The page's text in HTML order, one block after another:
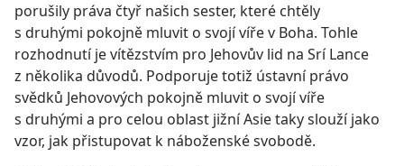
porušily práva čtyř našich sester, které chtěly
s druhými pokojně mluvit o svojí víře v Boha. Tohle
rozhodnutí je vítězstvím pro Jehovův lid na Srí Lance
z několika důvodů. Podporuje totiž ústavní právo
svědků Jehovových pokojně mluvit o svojí víře
s druhými a pro celou oblast jižní Asie taky slouží jako
vzor, jak přistupovat k náboženské svobodě.